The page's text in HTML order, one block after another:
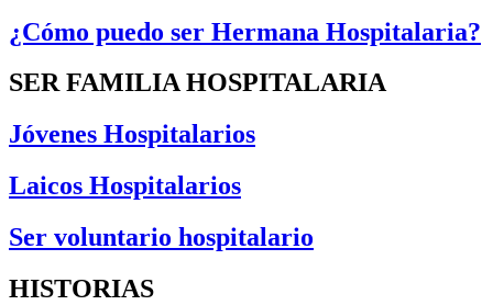
¿Cómo puedo ser Hermana Hospitalaria?
SER FAMILIA HOSPITALARIA
Jóvenes Hospitalarios
Laicos Hospitalarios
Ser voluntario hospitalario
HISTORIAS